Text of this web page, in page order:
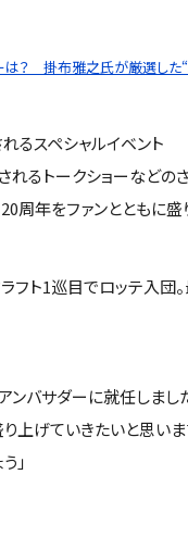
は？ 掛布雅之氏が厳選した
るスペシャルイベント
れるトークショーなどの
周年をファンとともに盛
ト1巡目でロッテ入団
アンバサダーに就任しま
上げていきたいと思い
」